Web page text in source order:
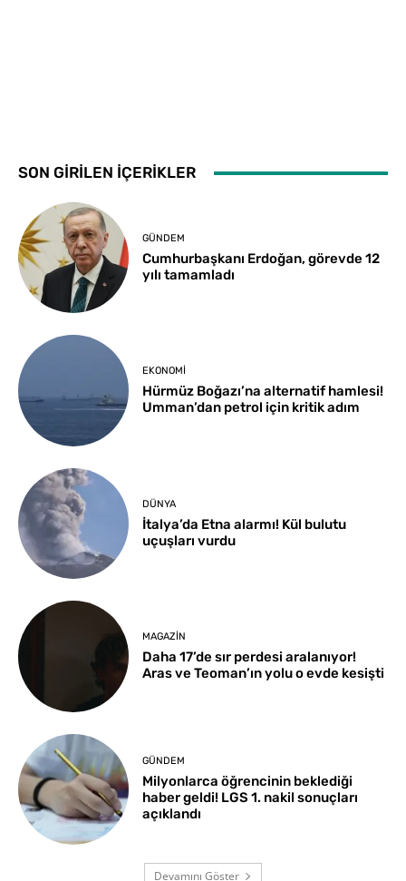
SON GİRİLEN İÇERİKLER
GÜNDEM
Cumhurbaşkanı Erdoğan, görevde 12
yılı tamamladı
EKONOMI
Hürmüz Boğazı’na alternatif hamlesi!
Umman’dan petrol için kritik adım
DÜNYA
İtalya’da Etna alarmı! Kül bulutu
uçuşları vurdu
MAGAZIN
Daha 17’de sır perdesi aralanıyor!
Aras ve Teoman’ın yolu o evde kesişti
GÜNDEM
Milyonlarca öğrencinin beklediği
haber geldi! LGS 1. nakil sonuçları
açıklandı
Devamını Göster